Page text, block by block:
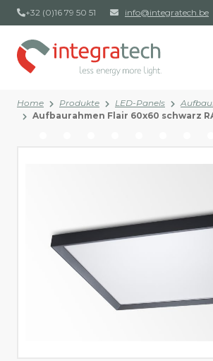
+32 (0)16 79 50 51 info@integratech.be
Home Produkte LED-Panels
Aufbaurahmen Flair 60x60 schwarz